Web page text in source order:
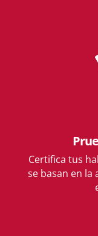
Certifica tus
se basan en la